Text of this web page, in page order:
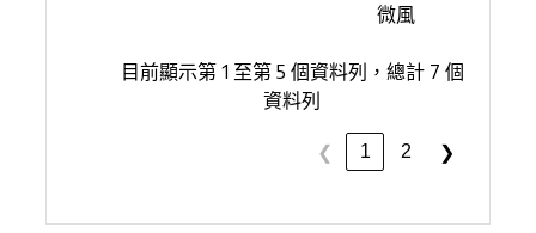
微風
目前顯示第 1 至第 5 個資料列，總計 7 個
資料列
❮ 1 2 ❯